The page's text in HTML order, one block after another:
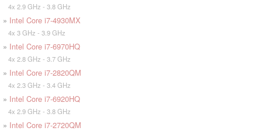
4x 2.9 GHz - 3.8 GHz
» Intel Core i7-4930MX
4x 3 GHz - 3.9 GHz
» Intel Core i7-6970HQ
4x 2.8 GHz - 3.7 GHz
» Intel Core i7-2820QM
4x 2.3 GHz - 3.4 GHz
» Intel Core i7-6920HQ
4x 2.9 GHz - 3.8 GHz
» Intel Core i7-2720QM